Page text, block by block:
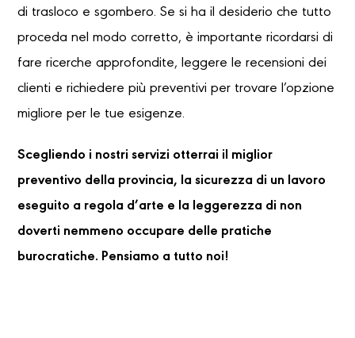
di trasloco e sgombero. Se si ha il desiderio che tutto
proceda nel modo corretto, è importante ricordarsi di
fare ricerche approfondite, leggere le recensioni dei
clienti e richiedere più preventivi per trovare l’opzione
migliore per le tue esigenze.
Scegliendo i nostri servizi otterrai il miglior
preventivo della provincia, la sicurezza di un lavoro
eseguito a regola d’arte e la leggerezza di non
doverti nemmeno occupare delle pratiche
burocratiche. Pensiamo a tutto noi!